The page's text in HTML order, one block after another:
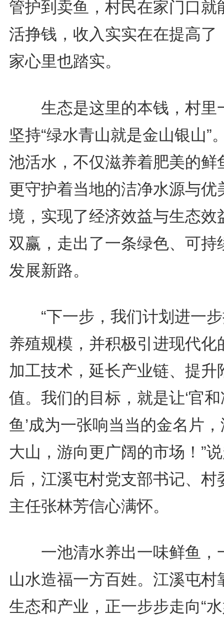
管护到卖鱼，村民在家门口就
活挣钱，收入实实在在提高了
家心里也踏实。
生态是这里的本钱，村里
坚持“绿水青山就是金山银山”
池活水，不仅滋养着肥美的鲜
更守护着当地的洁净水源与优
境，实现了经济效益与生态效
双赢，走出了一条绿色、可持
发展新路。
“下一步，我们计划进一步
养殖规模，并积极引进现代化
加工技术，延长产业链、提升
值。我们的目标，就是让‘官
鱼’成为一张响当当的金名片
大山，游向更广阔的市场！”
后，江溪屯村党支部书记、村
主任张林芳信心满怀。
一池清水养出一味鲜鱼，
山水造福一方百姓。江溪屯村
生态和产业，正一步步走向“